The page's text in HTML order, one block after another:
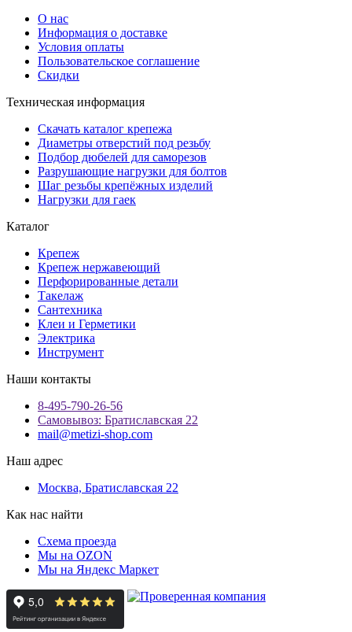
О нас
Информация о доставке
Условия оплаты
Пользовательское соглашение
Скидки
Техническая информация
Скачать каталог крепежа
Диаметры отверстий под резьбу
Подбор дюбелей для саморезов
Разрушающие нагрузки для болтов
Шаг резьбы крепёжных изделий
Нагрузки для гаек
Каталог
Крепеж
Крепеж нержавеющий
Перфорированные детали
Такелаж
Сантехника
Клеи и Герметики
Электрика
Инструмент
Наши контакты
8-495-790-26-56
Самовывоз: Братиславская 22
mail@metizi-shop.com
Наш адрес
Москва, Братиславская 22
Как нас найти
Схема проезда
Мы на OZON
Мы на Яндекс Маркет